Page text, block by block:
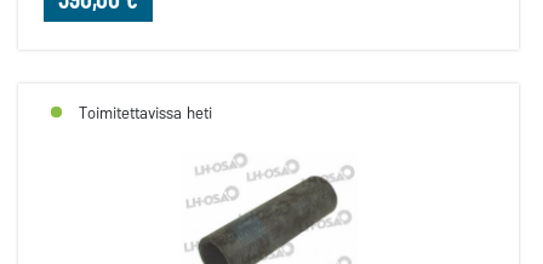
Toimitettavissa heti